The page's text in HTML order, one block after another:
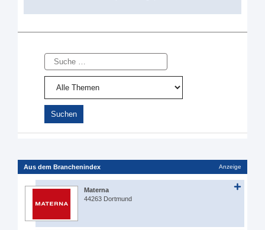
Suche
Aus dem Branchenindex Anzeige
Materna
44263 Dortmund